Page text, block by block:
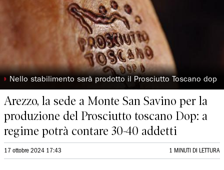
◗ Nello stabilimento sarà prodotto il Prosciutto Toscano dop
Arezzo, la sede a Monte San Savino per la
produzione del Prosciutto toscano Dop: a
regime potrà contare 30-40 addetti
17 ottobre 2024 17:43 1 MINUTI DI LETTURA